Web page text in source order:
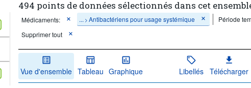
494 points de données sélectionnés dans cet
Médicaments: ... > Antibactériens pour usage systémique Période
Supprimer tout
Vue d'ensemble Tableau Graphique Libellés Télécharger